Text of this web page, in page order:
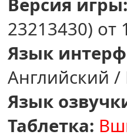
Версия игры:
23213430) от
Язык
Английский /
Язык
Таблетка: